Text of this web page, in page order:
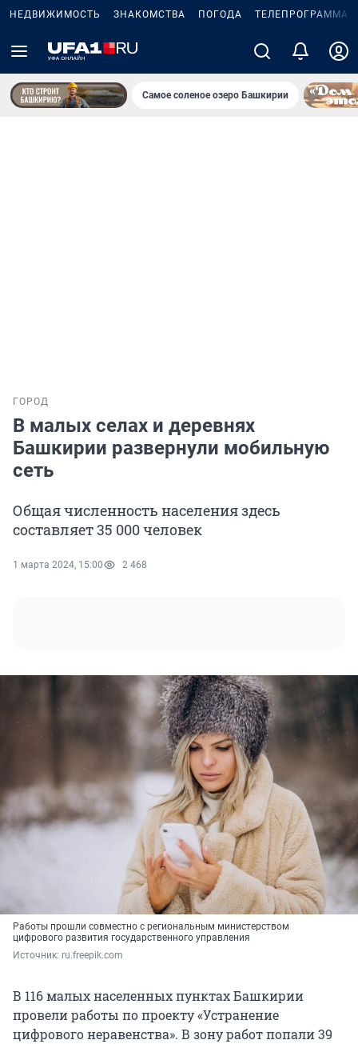
НЕДВИЖИМОСТЬ ЗНАКОМСТВА ПОГОДА ТЕЛЕПРОГРАММА
Самое соленое озеро Башкирии
ГОРОД
В малых селах и деревнях
Башкирии развернули мобильную
сеть
Общая численность населения здесь
составляет 35 000 человек
1 марта 2024, 15:00 2 468
Работы прошли совместно с региональным министерством
цифрового развития государственного управления
Источник: ru.freepik.com
В 116 малых населенных пунктах Башкирии
провели работы по проекту «Устранение
цифрового неравенства». В зону работ попали 39